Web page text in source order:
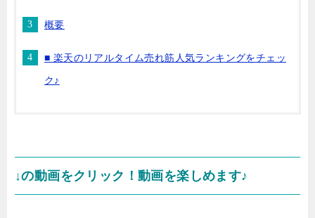
概要
■ 楽天のリアルタイム売れ筋人気ランキングをチェッ
ク♪
↓の動画をクリック！動画を楽しめます♪